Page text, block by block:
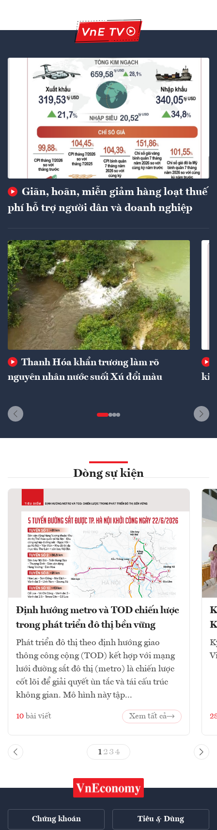
Giãn, hoãn, miễn giảm hàng loạt thuế
phí hỗ trợ người dân và doanh nghiệp
Thanh Hóa khẩn trương làm rõ
nguyên nhân nước suối Xú đổi màu
Dòng sự kiện
Định hướng metro và TOD chiến lược
trong phát triển đô thị bền vững
Phát triển đô thị theo định hướng giao
thông công cộng (TOD) kết hợp với mạng
lưới đường sắt đô thị (metro) là chiến lược
cốt lõi để giải quyết ùn tắc và tái cấu trúc
không gian. Mô hình này tập...
10 bài viết Xem tất cả
1 23 4
Chứng khoán Tiêu & Dùng